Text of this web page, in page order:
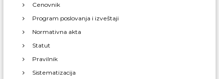
Cenovnik
Program poslovanja i izveštaji
Normativna akta
Statut
Pravilnik
Sistematizacija